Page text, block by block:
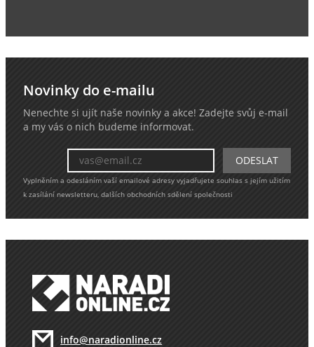
Novinky do e-mailu
Nenechte si ujít naše novinky a akce! Zadejte svůj e-mail
a my vás o nich budeme informovat.
Vyplněním a odesláním vaší emailové adresy vyjadřujete souhlas s jejím užitím
k zasílání newsletteru, dalších obchodních sdělení společnosti
info@naradionline.cz